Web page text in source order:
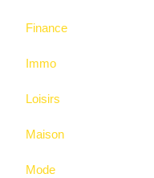
Finance
Immo
Loisirs
Maison
Mode